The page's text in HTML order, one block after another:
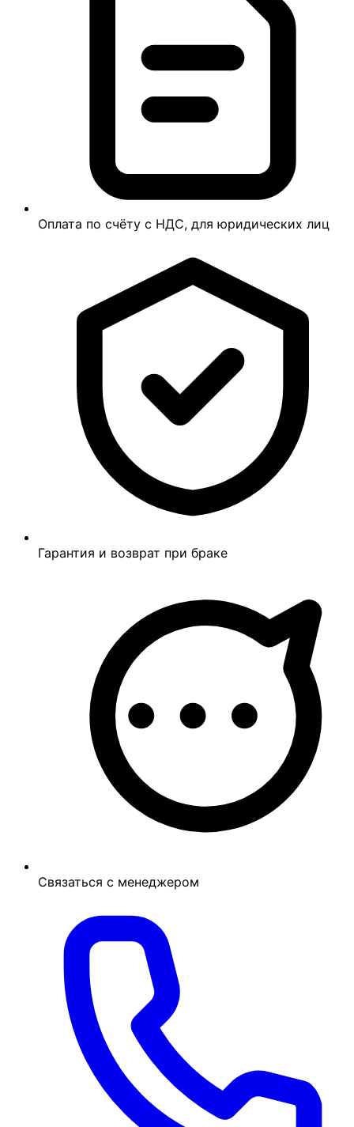
Оплата по счёту с НДС, для юридических лиц
Гарантия и возврат при браке
Связаться с менеджером